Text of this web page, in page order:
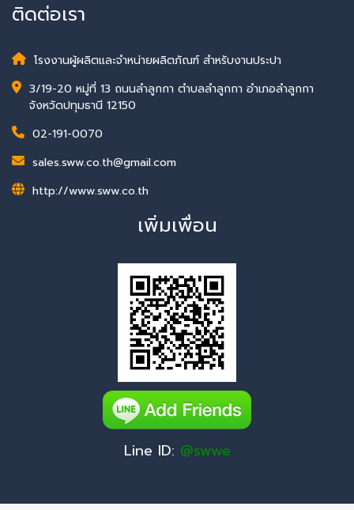
ติดต่อเรา
โรงงานผู้ผลิตและจำหน่ายผลิตภัณฑ์ สำหรับงานประปา
3/19-20 หมู่ที่ 13 ถนนลำลูกกา ตำบลลำลูกกา อำเภอลำลูกกา
จังหวัดปทุมธานี 12150
02-191-0070
sales.sww.co.th@gmail.com
http://www.sww.co.th
เพิ่มเพื่อน
Line ID: @swwe